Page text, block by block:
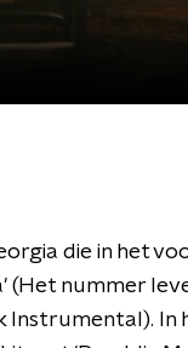
die in het
(Het nummer
Instrumental). In